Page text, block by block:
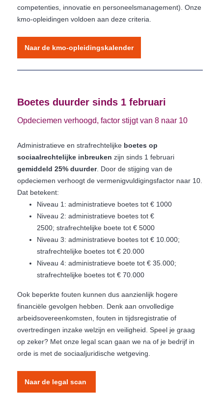
competenties, innovatie en personeelsmanagement). Onze
kmo-opleidingen voldoen aan deze criteria.
Naar de kmo-opleidingskalender
Boetes duurder sinds 1 februari
Opdeciemen verhoogd, factor stijgt van 8 naar 10
Administratieve en strafrechtelijke boetes op
sociaalrechtelijke inbreuken zijn sinds 1 februari
gemiddeld 25% duurder. Door de stijging van de
opdeciemen verhoogt de vermenigvuldigingsfactor naar 10.
Dat betekent:
Niveau 1: administratieve boetes tot € 1000
Niveau 2: administratieve boetes tot €
2500; strafrechtelijke boete tot € 5000
Niveau 3: administratieve boetes tot € 10.000;
strafrechtelijke boetes tot € 20.000
Niveau 4: administratieve boete tot € 35.000;
strafrechtelijke boetes tot € 70.000
Ook beperkte fouten kunnen dus aanzienlijk hogere
financiële gevolgen hebben. Denk aan onvolledige
arbeidsovereenkomsten, fouten in tijdsregistratie of
overtredingen inzake welzijn en veiligheid. Speel je graag
op zeker? Met onze legal scan gaan we na of je bedrijf in
orde is met de sociaaljuridische wetgeving.
Naar de legal scan